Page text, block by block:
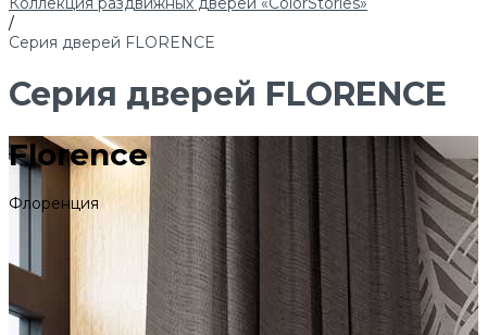
/
Серия дверей FLORENCE
Серия дверей FLORENCE
Florence
Флоренция